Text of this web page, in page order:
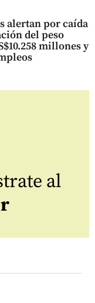
alertan por caída
del peso
millones y
al